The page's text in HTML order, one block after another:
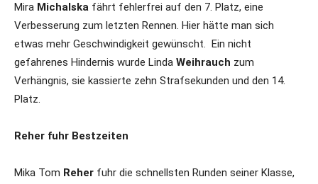
Mira Michalska fährt fehlerfrei auf den 7. Platz, eine
Verbesserung zum letzten Rennen. Hier hätte man sich
etwas mehr Geschwindigkeit gewünscht. Ein nicht
gefahrenes Hindernis wurde Linda Weihrauch zum
Verhängnis, sie kassierte zehn Strafsekunden und den 14.
Platz.
Reher fuhr Bestzeiten
Mika Tom Reher fuhr die schnellsten Runden seiner Klasse,